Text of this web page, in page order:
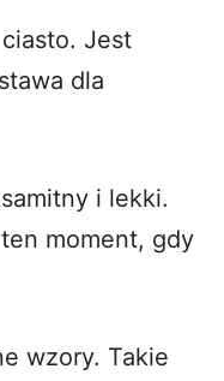
Jest
dla
i lekki.
moment, gdy
wzory. Takie